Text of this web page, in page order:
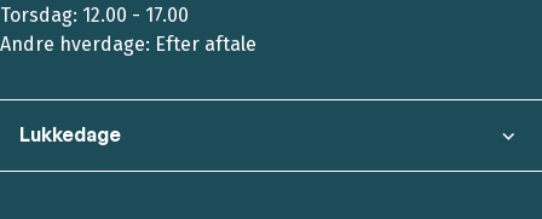
Torsdag: 12.00 - 17.00
Andre hverdage: Efter aftale
Lukkedage